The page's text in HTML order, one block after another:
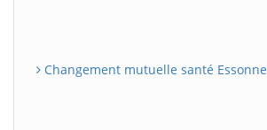
Changement mutuelle santé Essonne